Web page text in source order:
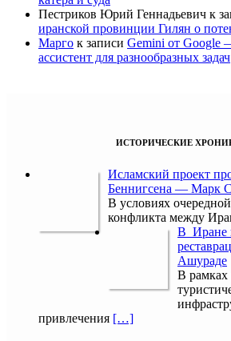
Пестриков Юрий Геннадьевич к
иранской провинции Гилян о
Марго к записи Gemini от Google
ассистент для разнообразных задач
ИСТОРИЧЕСКИЕ
Исламский проект
Беннигсена — Марк
В условиях
конфликта между
В Иране
Ашураде
В рамках
привлечения […]